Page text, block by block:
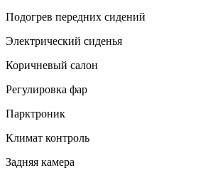
Подогрев передних сидений
Электрический сиденья
Коричневый салон
Регулировка фар
Парктроник
Климат контроль
Задняя камера